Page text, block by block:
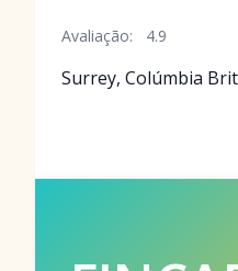
Avaliação: 4.9
Surrey, Colúmbia